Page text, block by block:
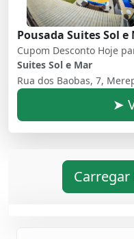
Pousada Suites Sol e
Cupom Desconto Hoje
Suites Sol e Mar
➤
Carregar